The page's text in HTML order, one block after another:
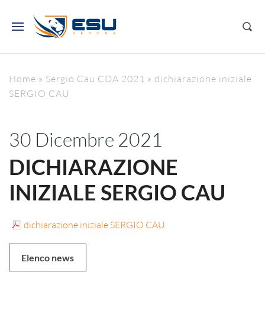
Home » Sergio Cau CDA 2021 » dichiarazione iniziale
SERGIO CAU
30 Dicembre 2021
DICHIARAZIONE
INIZIALE SERGIO CAU
dichiarazione iniziale SERGIO CAU
Elenco news